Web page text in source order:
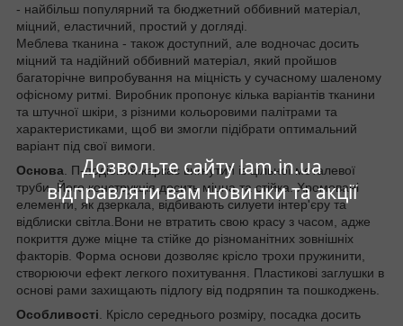
Дозвольте сайту lam.in.ua
відправляти вам новинки та акції
- найбільш популярний та бюджетний оббивний матеріал,
міцний, еластичний, простий у догляді.
Меблева тканина - також доступний, але водночас досить
міцний та надійний оббивний матеріал, який пройшов
багаторічне випробування на міцність у сучасному шаленому
офісному ритмі. Виробник пропонує кілька варіантів тканини
та штучної шкіри, з різними кольоровими палітрами та
характеристиками, щоб ви змогли підібрати оптимальний
варіант під свої вимоги.
Основа . П-подібний каркас вигнутий із цільної металевої
труби. Його конструкція досить міцна та стійка. Хромовані
елементи, як дзеркала, відбивають силуети інтер'єру та
відблиски світла.Вони не втратить свою красу з часом, адже
покриття дуже міцне та стійке до різноманітних зовнішніх
факторів. Форма основи дозволяє крісло трохи пружинити,
створюючи ефект легкого похитування. Пластикові заглушки в
основі рами захищають підлогу від подряпин та пошкоджень.
Особливості . Крісло середнього розміру, посадка досить